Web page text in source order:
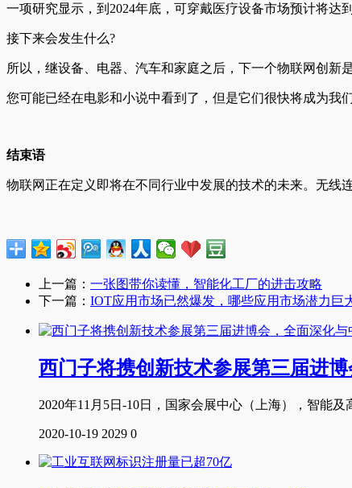
一项研究显示，到2024年底，可穿戴医疗设备市场预计将达
接下来会发生什么?
所以，继设备、电器、汽车和家庭之后，下一个物联网创新
您可能已经在电影和小说中看到了，但是它们很快将成为我
结束语
物联网正在定义即将在不同行业中发展的技术的未来。无线
上一篇： 一张图带你读懂，智能化工厂的进击攻略
下一篇： IOT应用市场已然爆发，哪些应用市场潜力巨
西门子将携创新技术参展第三届进
2020年11月5日-10日，国家会展中心（上海），智能
2020-10-19 2029 0